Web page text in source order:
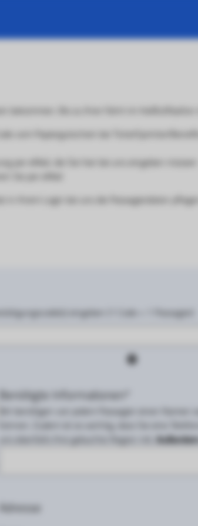
bekommen. Bis zu Ihrer Fahrt im
vom Papiergutschein bei TicketSprinter/
per eMail, die Sie hier bei uns eingeben müssen
in Ihrem Login bei uns die Passagierdaten
eingeben (1 Code = 1 Passagier)
Benötigte Informationen*
Wir benötigen von jedem Passagier einen Namen
können. Zudem ist es wichtig, dass Sie eine
uns ebenfalls Ihre gebuchte Region mit.
Adresse